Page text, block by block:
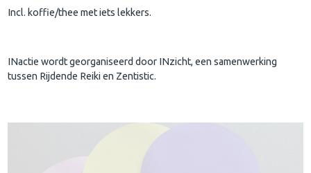
Incl. koffie/thee met iets lekkers.
INactie wordt georganiseerd door INzicht, een samenwerking
tussen Rijdende Reiki en Zentistic.